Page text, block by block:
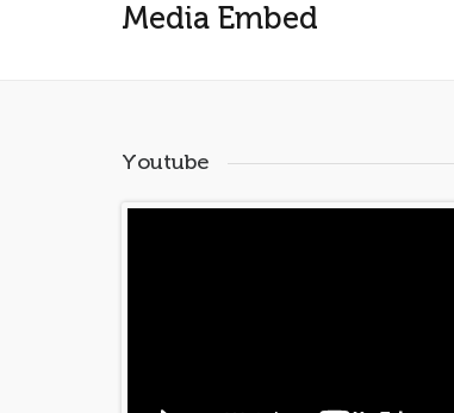
Media Embed
Youtube